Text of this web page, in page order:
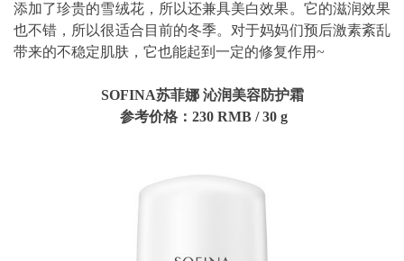
添加了珍贵的雪绒花，所以还兼具美白效果。它的滋润效果
也不错，所以很适合目前的冬季。对于妈妈们预后激素紊乱
带来的不稳定肌肤，它也能起到一定的修复作用~
SOFINA苏菲娜 沁润美容防护霜
参考价格：230 RMB / 30 g